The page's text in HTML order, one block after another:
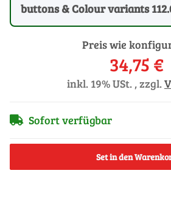
buttons & Colour variants
Preis wie
34,75 €
inkl. 19% USt. , zzgl.
Sofort verfügbar
Set in den